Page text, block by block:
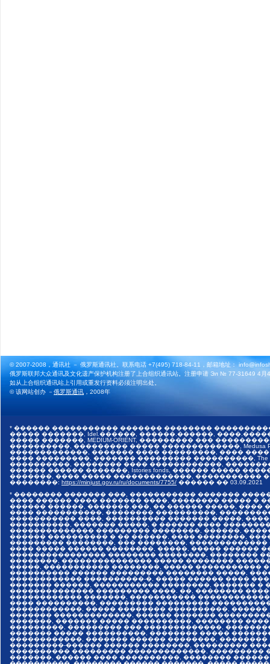
© 2007-2008，通讯社 － 俄罗斯通讯社。联系电话 +7(495) 718-84-11，邮箱地址：
俄罗斯联邦大众通讯及文化遗产保护机构注册了上合组织通讯站。注册申请 Эл № 77-31649 4月
如从上合组织通讯站上引用或重发行资料必须注明出处。
© 该网站创办 －俄罗斯通讯 ，2008年
* ������ ����������� ������� ��������
����� �������, Idel.������, ������.������,
����� �������, MEDIUM-ORIENT, ��������� ���
����������, ��������� ����� �������������, Medusa
�������������, ������� ���� ���������, ����
���� ���������, ������� ��������� ����������,
����������, �������� ���� ������������,
������ ������ �������, Istories fonds, ������ �����
�������, ���� ����� �������������, �����������
��������: https://minjust.gov.ru/ru/documents/7755/ ������ �� 03.09.2021
* �������� ������� ���, ����������� �������
���� ������ ���� ������� ����, �������� ����� �
������ ������, �������.���, �� ������ �����,
���� �����������, �������� ����������,
����������� ����, ���������� ������� �����,
����������, ������� �����, � ������ ����
�������������� ��������� ��������, ������,
������ ���������� � �� ������, ���� ��������,
��������� ��������, ��� ��������,
���� ����� ������ ��������, �����, ����� ������
���������������� �������� ��������, ��������
��������, ��������������� ����� ��������
�����, ����������� ��������, ����� �����������
���������� ������ ��������� �������� �����,
������������ ����������-�, ����� ������ ����
������� ������, ����������� ��������, �������
�������������� ��������� ����. ��, ��������
������������ �������, �����������
���� ����������, ��������� ���������
������������, ����� �������� ����������,
������� �������������, ������ �������
�������, ������� ����� ����������, ��������
���������, ��������� ��� �������������,
������� ����� ����������, �������� �����
������������, ������� ������ ��������,
���������-������ ������ ��������, ���������
���������� ��������� �������������, ���������
�������, ������ ���� ����������, ��������